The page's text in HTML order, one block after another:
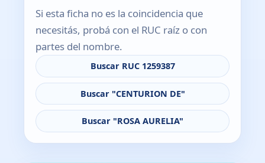
Si esta ficha no es la coincidencia que
necesitás, probá con el RUC raíz o con
partes del nombre.
Buscar RUC 1259387
Buscar "CENTURION DE"
Buscar "ROSA AURELIA"